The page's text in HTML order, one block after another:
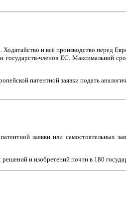
и всё производство перед
членов ЕС. Максимальний
патентной заявки подать
заявки или самостоятельных
и изобретений почти в 180